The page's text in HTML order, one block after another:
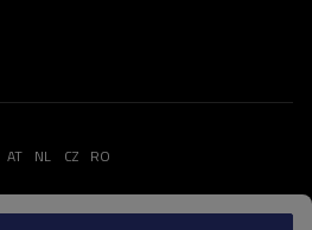
AT NL CZ RO